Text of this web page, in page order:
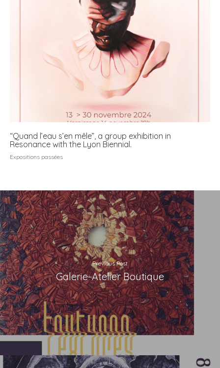
“Quand l’eau s’en mêle”, a group exhibition in
Resonance with the Lyon Biennial.
Expositions passées
Previous Post
Galerie-Atelier Boutique